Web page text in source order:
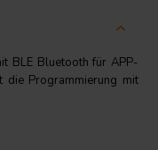
BLE Bluetooth für APP-
die Programmierung mit